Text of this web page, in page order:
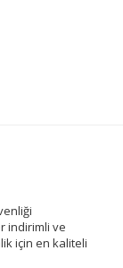
indirimli ve
için en kaliteli